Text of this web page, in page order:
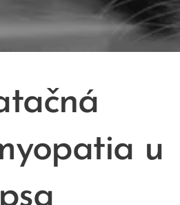
u
psa